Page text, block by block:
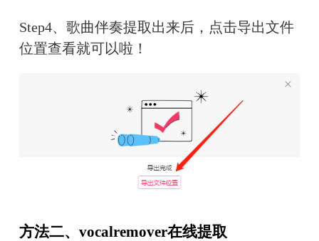
Step4、歌曲伴奏提取出来后，点击导出文件
位置查看就可以啦！
方法二、vocalremover在线提取